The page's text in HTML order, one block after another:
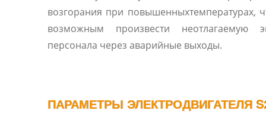
возгорания при повышенныхтемпературах,
возможным произвести неотлагаемую
персонала через аварийные выходы.
ПАРАМЕТРЫ ЭЛЕКТРОДВИГАТЕЛЯ